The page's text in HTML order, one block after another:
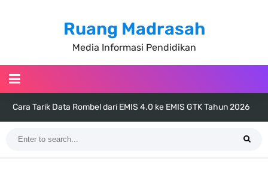
Ruang Madrasah
Media Informasi Pendidikan
KMA Nomor 736 Tahun 2026 tentang Pedoman Pemenuhan Beban
Kerja Guru Madrasah Bersertifikat